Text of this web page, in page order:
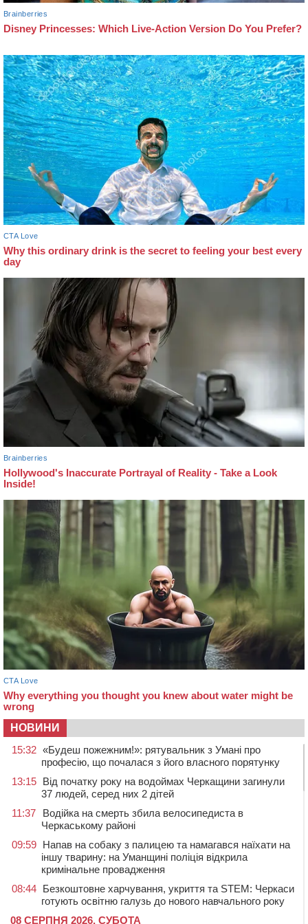
НОВИНИ
15:32 «Будеш пожежним!»: рятувальник з Умані про
професію, що почалася з його власного порятунку
13:15 Від початку року на водоймах Черкащини загинули
37 людей, серед них 2 дітей
11:37
Водійка на смерть збила велосипедиста в
Черкаському районі
09:59 Напав на собаку з палицею та намагався наїхати на
іншу тварину: на Уманщині поліція відкрила
кримінальне провадження
08:44 Безкоштовне харчування, укриття та STEM: Черкаси
готують освітню галузь до нового навчального року
08 СЕРПНЯ 2026, СУБОТА